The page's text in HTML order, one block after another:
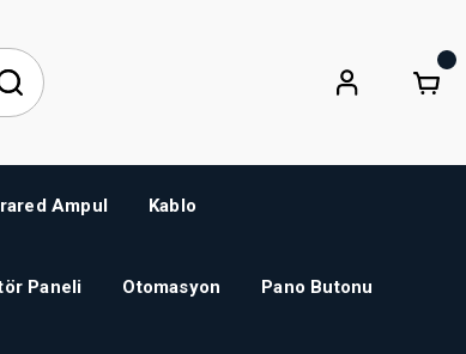
Ampul Kablo
Paneli Otomasyon Pano Butonu